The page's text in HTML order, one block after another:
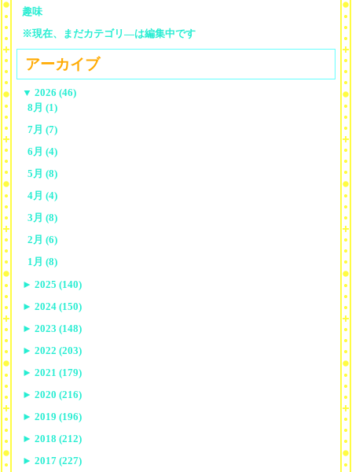
趣味
※現在、まだカテゴリ—は編集中です
アーカイブ
▼ 2026 (46)
8月 (1)
7月 (7)
6月 (4)
5月 (8)
4月 (4)
3月 (8)
2月 (6)
1月 (8)
► 2025 (140)
► 2024 (150)
► 2023 (148)
► 2022 (203)
► 2021 (179)
► 2020 (216)
► 2019 (196)
► 2018 (212)
► 2017 (227)